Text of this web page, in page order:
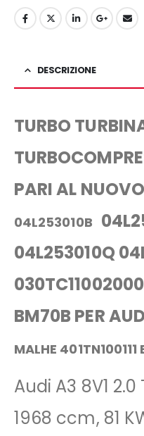
DESCRIZIONE
TURBO
PARI AL NUOVO
04L253010B
04L253010Q
BM70B PER
MALHE
Audi A3 8V1 2.0
1968 ccm, 81